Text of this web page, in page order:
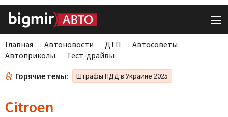
Главная Автоновости ДТП
Автосоветы
Автоприколы
Тест-драйвы
Горячие темы: Штрафы ПДД в Украине 2025
Citroen